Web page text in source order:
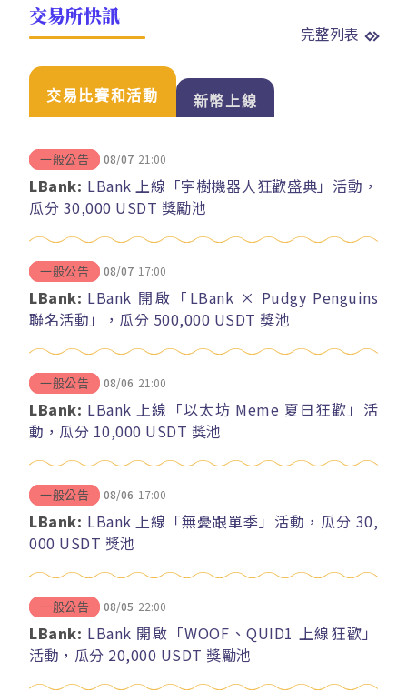
交易所快訊
完整列表
交易比賽和活動 新幣上線
一般公告 08/07 21:00
LBank: LBank 上線「宇樹機器人狂歡盛典」活動，
瓜分 30,000 USDT 獎勵池
一般公告 08/07 17:00
LBank: LBank 開啟「LBank × Pudgy Penguins
聯名活動」，瓜分 500,000 USDT 獎池
一般公告 08/06 21:00
LBank: LBank 上線「以太坊 Meme 夏日狂歡」活
動，瓜分 10,000 USDT 獎池
一般公告 08/06 17:00
LBank: LBank 上線「無憂跟單季」活動，瓜分 30,
000 USDT 獎池
一般公告 08/05 22:00
LBank: LBank 開啟「WOOF、QUID1 上線狂歡」
活動，瓜分 20,000 USDT 獎勵池